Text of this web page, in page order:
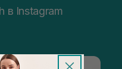
в Instagram